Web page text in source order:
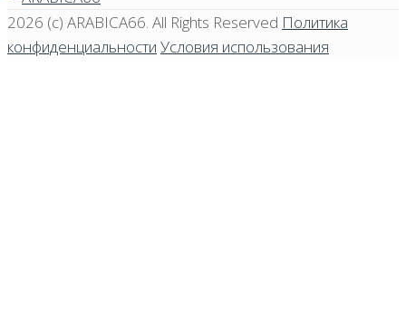
2026 (c) ARABICA66 . All Rights Reserved Политика
конфиденциальности Условия использования